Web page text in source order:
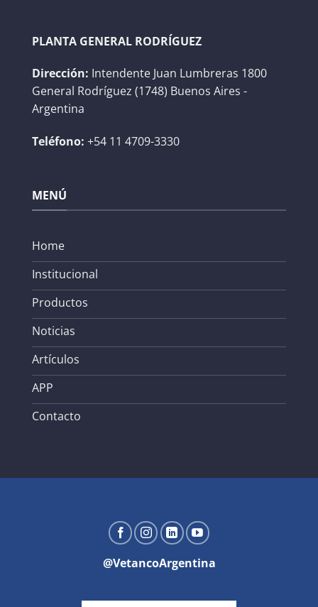
PLANTA GENERAL RODRÍGUEZ
Dirección: Intendente Juan Lumbreras 1800
General Rodríguez (1748) Buenos Aires -
Argentina
Teléfono: +54 11 4709-3330
MENÚ
Home
Institucional
Productos
Noticias
Artículos
APP
Contacto
@VetancoArgentina